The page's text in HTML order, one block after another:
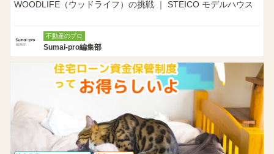
WOODLIFE（ウッドライフ）の挑戦 ｜ STEICO モデルハウス
不動産のプロ
Sumai-pro編集部